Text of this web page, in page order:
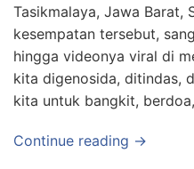
Tasikmalaya, Jawa Barat,
kesempatan tersebut,
hingga videonya viral di
kita digenosida, ditindas,
kita untuk bangkit,
Continue reading →